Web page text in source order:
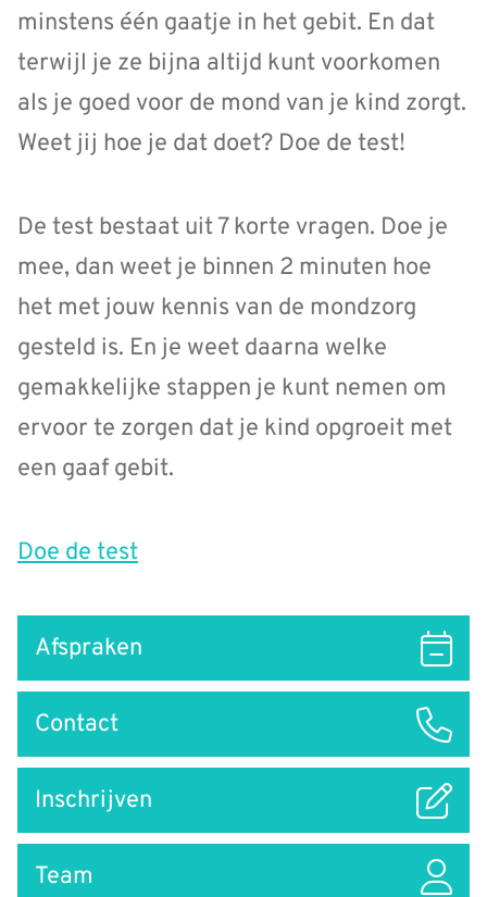
minstens één gaatje in het gebit. En dat
terwijl je ze bijna altijd kunt voorkomen
als je goed voor de mond van je kind zorgt.
Weet jij hoe je dat doet? Doe de test!
De test bestaat uit 7 korte vragen. Doe je
mee, dan weet je binnen 2 minuten hoe
het met jouw kennis van de mondzorg
gesteld is. En je weet daarna welke
gemakkelijke stappen je kunt nemen om
ervoor te zorgen dat je kind opgroeit met
een gaaf gebit.
Doe de test
naar
Afspraken
Contact
Inschrijven
Team